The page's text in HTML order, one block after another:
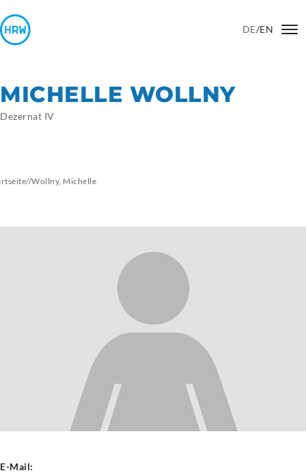
DE/EN
MICHELLE WOLLNY
Dezernat IV
//Wollny, Michelle
E-Mail: